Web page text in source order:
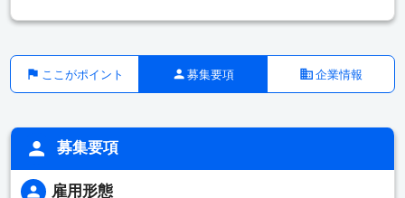
ここがポイント 募集要項 企業情報
募集要項
雇用形態